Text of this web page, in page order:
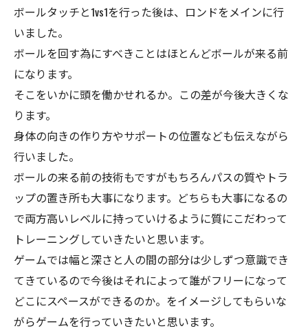
ボールタッチと1vs1を行った後は、ロンドをメインに行
いました。
ボールを回す為にすべきことはほとんどボールが来る前
になります。
そこをいかに頭を働かせれるか。この差が今後大きくな
ります。
身体の向きの作り方やサポートの位置なども伝えながら
行いました。
ボールの来る前の技術もですがもちろんパスの質やトラ
ップの置き所も大事になります。どちらも大事になるの
で両方高いレベルに持っていけるように質にこだわって
トレーニングしていきたいと思います。
ゲームでは幅と深さと人の間の部分は少しずつ意識でき
てきているので今後はそれによって誰がフリーになって
どこにスペースができるのか。をイメージしてもらいな
がらゲームを行っていきたいと思います。